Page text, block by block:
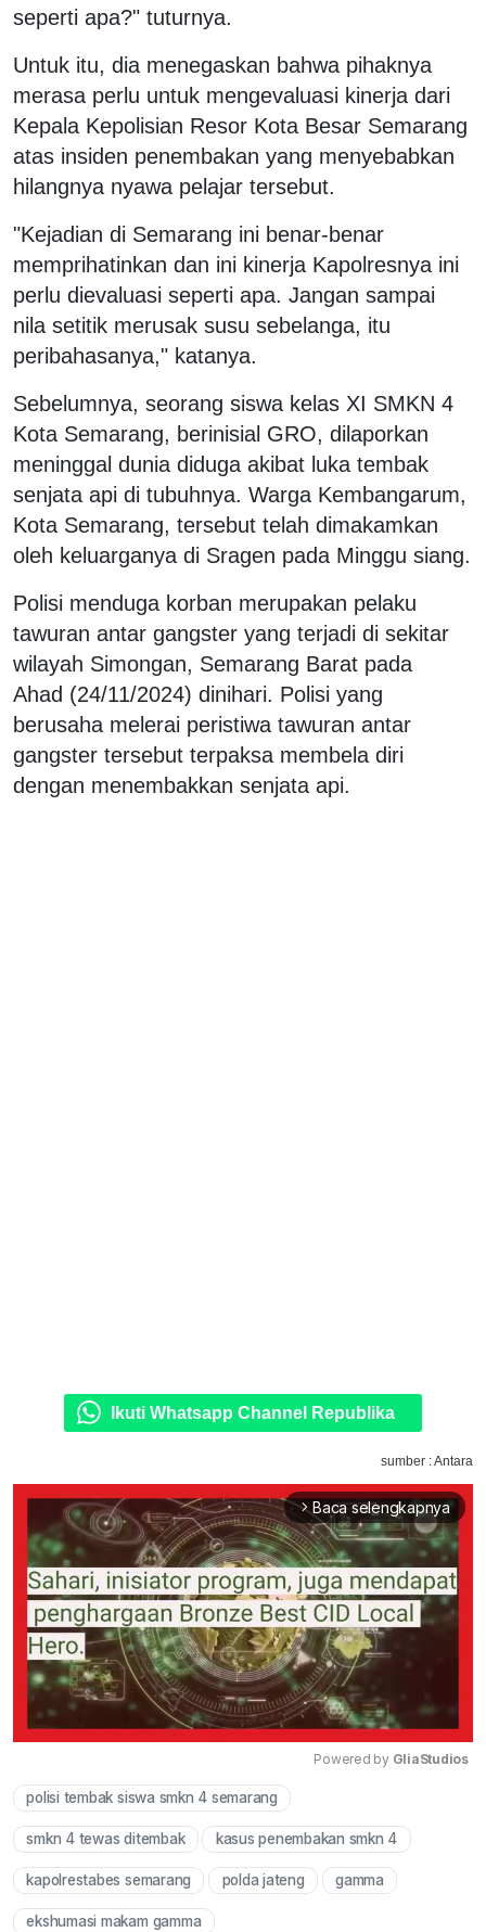
seperti apa?" tuturnya.
Untuk itu, dia menegaskan bahwa pihaknya
merasa perlu untuk mengevaluasi kinerja dari
Kepala Kepolisian Resor Kota Besar Semarang
atas insiden penembakan yang menyebabkan
hilangnya nyawa pelajar tersebut.
"Kejadian di Semarang ini benar-benar
memprihatinkan dan ini kinerja Kapolresnya ini
perlu dievaluasi seperti apa. Jangan sampai
nila setitik merusak susu sebelanga, itu
peribahasanya," katanya.
Sebelumnya, seorang siswa kelas XI SMKN 4
Kota Semarang, berinisial GRO, dilaporkan
meninggal dunia diduga akibat luka tembak
senjata api di tubuhnya. Warga Kembangarum,
Kota Semarang, tersebut telah dimakamkan
oleh keluarganya di Sragen pada Minggu siang.
Polisi menduga korban merupakan pelaku
tawuran antar gangster yang terjadi di sekitar
wilayah Simongan, Semarang Barat pada
Ahad (24/11/2024) dinihari. Polisi yang
berusaha melerai peristiwa tawuran antar
gangster tersebut terpaksa membela diri
dengan menembakkan senjata api.
Ikuti Whatsapp Channel Republika
sumber : Antara
arrow_forward_ios Baca selengkapnya
Powered by GliaStudios
polisi tembak siswa smkn 4 semarang
smkn 4 tewas ditembak kasus penembakan smkn 4
kapolrestabes semarang polda jateng gamma
ekshumasi makam gamma